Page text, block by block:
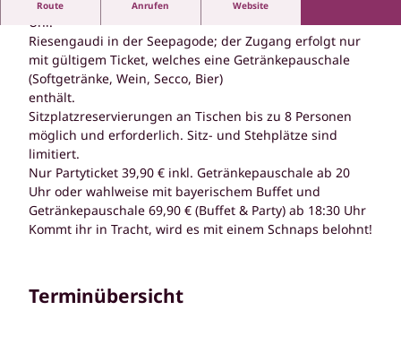
Route Anrufen Website
Uhr.
Riesengaudi in der Seepagode; der Zugang erfolgt nur
mit gültigem Ticket, welches eine Getränkepauschale
(Softgetränke, Wein, Secco, Bier)
enthält.
Sitzplatzreservierungen an Tischen bis zu 8 Personen
möglich und erforderlich. Sitz- und Stehplätze sind
limitiert.
Nur Partyticket 39,90 € inkl. Getränkepauschale ab 20
Uhr oder wahlweise mit bayerischem Buffet und
Getränkepauschale 69,90 € (Buffet & Party) ab 18:30 Uhr
Kommt ihr in Tracht, wird es mit einem Schnaps belohnt!
Terminübersicht